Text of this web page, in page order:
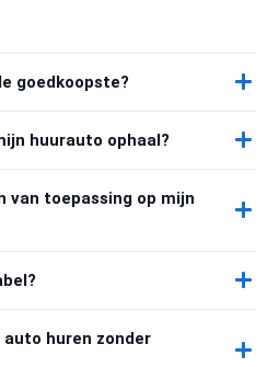
goedkoopste?
huurauto ophaal?
van toepassing op mijn
auto huren zonder